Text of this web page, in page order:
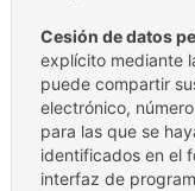
Cesión de datos
explícito mediante
puede compartir
electrónico,
para las que se
identificados en el
interfaz de